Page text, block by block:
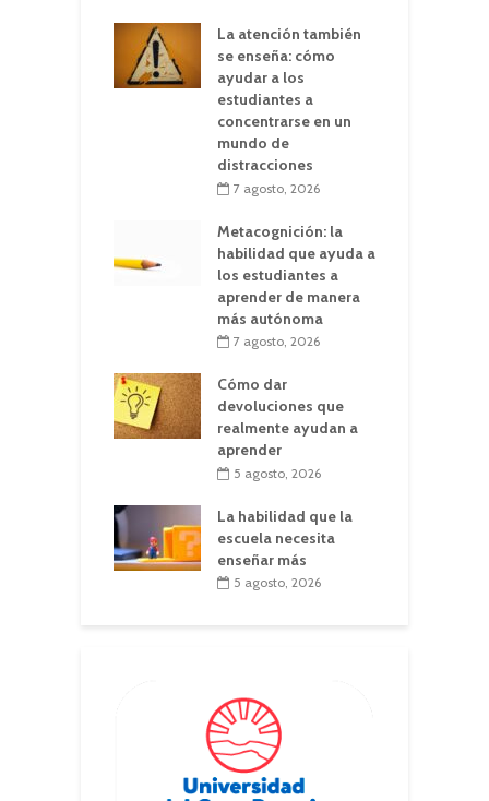
La atención también
se enseña: cómo
ayudar a los
estudiantes a
concentrarse en un
mundo de
distracciones
7 agosto, 2026
Metacognición: la
habilidad que ayuda a
los estudiantes a
aprender de manera
más autónoma
7 agosto, 2026
Cómo dar
devoluciones que
realmente ayudan a
aprender
5 agosto, 2026
La habilidad que la
escuela necesita
enseñar más
5 agosto, 2026